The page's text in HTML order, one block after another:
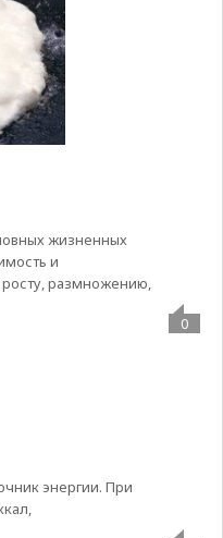
жизненных
и
росту, размножению,
0
энергии. При